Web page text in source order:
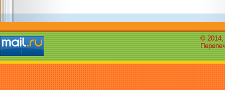
© 2014,